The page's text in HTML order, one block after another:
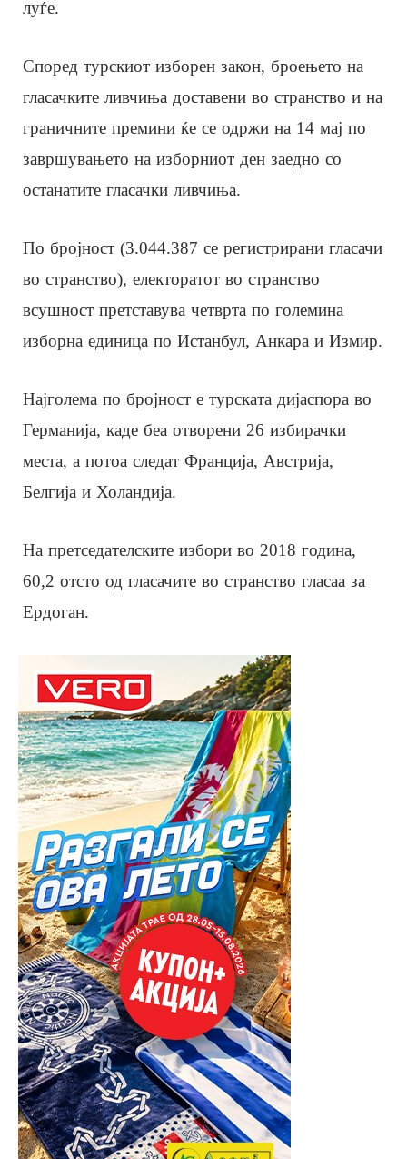
луѓе.
Според турскиот изборен закон, броењето на
гласачките ливчиња доставени во странство и на
граничните премини ќе се одржи на 14 мај по
завршувањето на изборниот ден заедно со
останатите гласачки ливчиња.
По бројност (3.044.387 се регистрирани гласачи
во странство), електоратот во странство
всушност претставува четврта по големина
изборна единица по Истанбул, Анкара и Измир.
Најголема по бројност е турската дијаспора во
Германија, каде беа отворени 26 избирачки
места, а потоа следат Франција, Австрија,
Белгија и Холандија.
На претседателските избори во 2018 година,
60,2 отсто од гласачите во странство гласаа за
Ердоган.